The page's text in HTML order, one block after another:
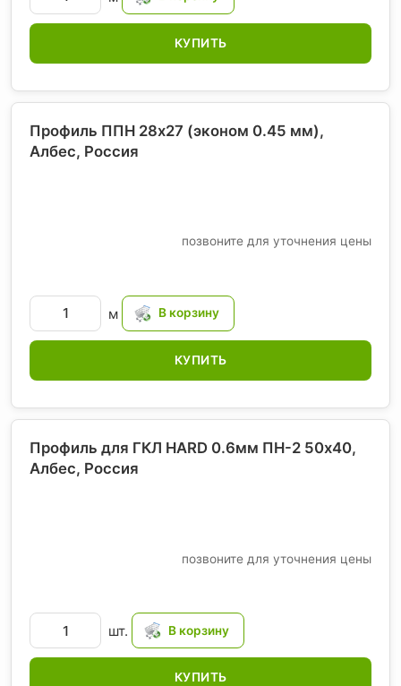
КУПИТЬ
Профиль ППН 28х27 (эконом 0.45 мм),
Албес, Россия
позвоните для уточнения цены
м
КУПИТЬ
Профиль для ГКЛ HARD 0.6мм ПН-2 50х40,
Албес, Россия
позвоните для уточнения цены
шт.
КУПИТЬ